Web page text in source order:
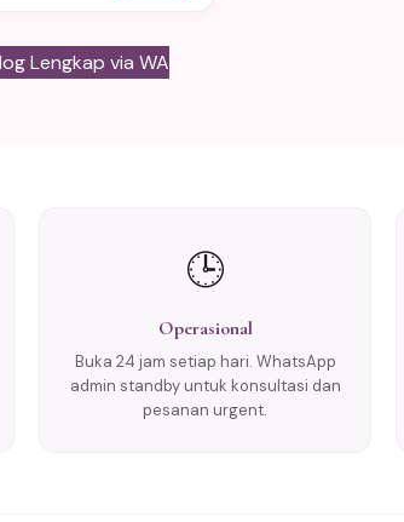
Lengkap via WA
🕒
Operasional
Buka 24 jam setiap hari. WhatsApp
admin standby untuk konsultasi dan
pesanan urgent.